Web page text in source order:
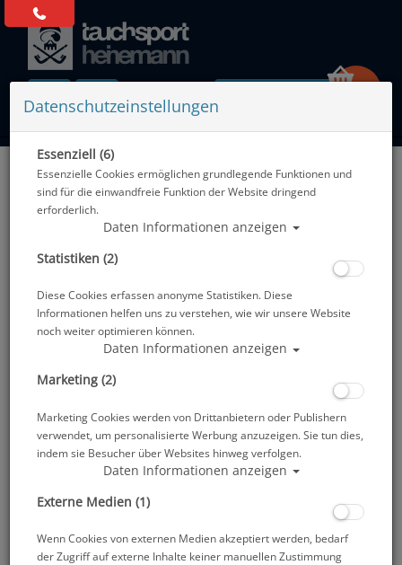
Alle Artikel zeigen aus: Masken mit opt. Gläsern
Datenschutzeinstellungen
Essenziell (6)
Essenzielle Cookies ermöglichen grundlegende Funktionen und
sind für die einwandfreie Funktion der Website dringend
erforderlich.
Daten Informationen anzeigen
Statistiken (2)
Diese Cookies erfassen anonyme Statistiken. Diese
Informationen helfen uns zu verstehen, wie wir unsere Website
noch weiter optimieren können.
Daten Informationen anzeigen
Marketing (2)
Marketing Cookies werden von Drittanbietern oder Publishern
verwendet, um personalisierte Werbung anzuzeigen. Sie tun dies,
indem sie Besucher über Websites hinweg verfolgen.
Daten Informationen anzeigen
Externe Medien (1)
Wenn Cookies von externen Medien akzeptiert werden, bedarf
der Zugriff auf externe Inhalte keiner manuellen Zustimmung